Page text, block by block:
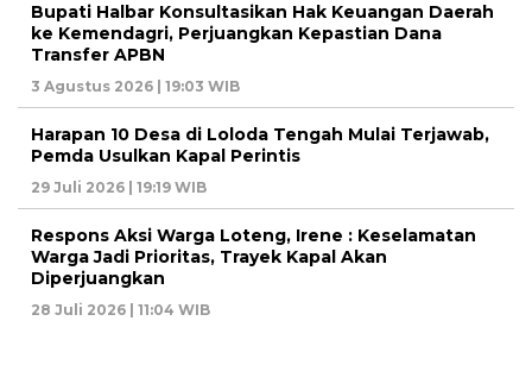
Bupati Halbar Konsultasikan Hak Keuangan Daerah
ke Kemendagri, Perjuangkan Kepastian Dana
Transfer APBN
3 Agustus 2026 | 19:03 WIB
Harapan 10 Desa di Loloda Tengah Mulai Terjawab,
Pemda Usulkan Kapal Perintis
29 Juli 2026 | 19:19 WIB
Respons Aksi Warga Loteng, Irene : Keselamatan
Warga Jadi Prioritas, Trayek Kapal Akan
Diperjuangkan
28 Juli 2026 | 11:04 WIB